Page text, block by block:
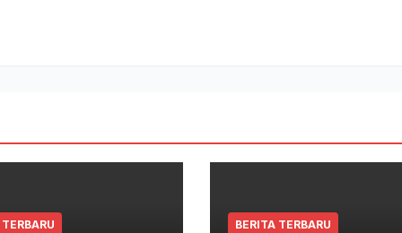
BERITA TERBARU